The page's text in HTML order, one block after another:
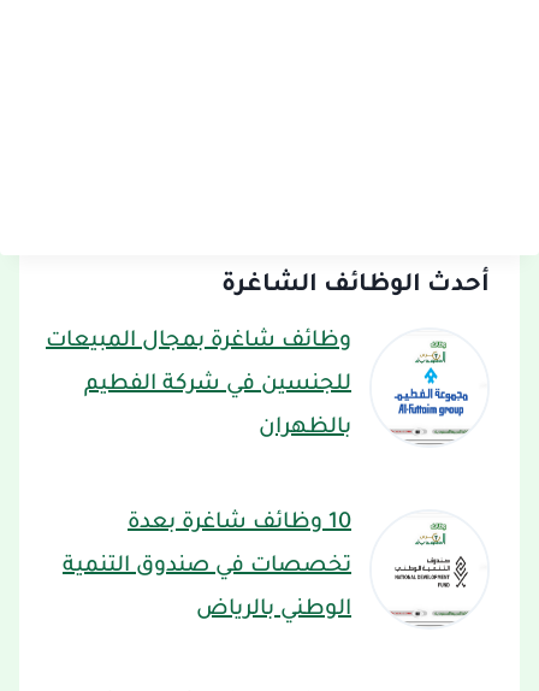
أحدث الوظائف الشاغرة
وظائف شاغرة بمجال المبيعات
للجنسين في شركة الفطيم
بالظهران
10 وظائف شاغرة بعدة
تخصصات في صندوق التنمية
الوطني بالرياض